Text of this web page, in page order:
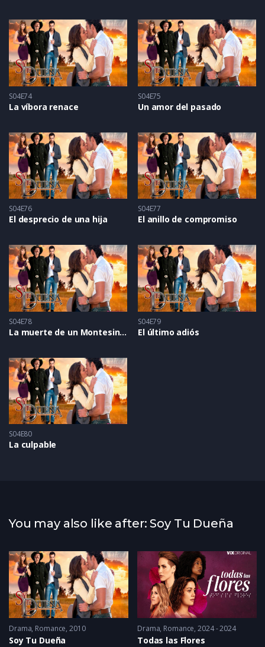
S04E74
La víbora renace
S04E75
Un amor del pasado
S04E76
El desprecio de una hija
S04E77
El anillo de compromiso
S04E78
La muerte de un Montesinos
S04E79
El último adiós
S04E80
La culpable
You may also like after: Soy Tu Dueña
Drama, Romance 2010
Soy Tu Dueña
Drama, Romance 2024 - 2024
Todas las Flores